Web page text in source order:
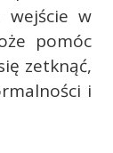
wejście w
pomóc
zetknąć,
i